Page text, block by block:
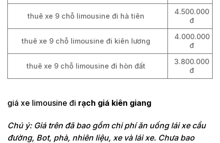
thuê xe 9 chỗ limousine đi hà tiên
4.500.000
đ
thuê xe 9 chỗ limousine đi kiên lương
4.000.000
đ
thuê xe 9 chỗ limousine đi hòn đất
3.800.000
đ
giá xe limousine đi rạch giá kiên giang
Chú ý: Giá trên đã bao gồm chi phí ăn uống lái xe cầu
đường, Bot, phà, nhiên liệu, xe và lái xe. Chưa bao